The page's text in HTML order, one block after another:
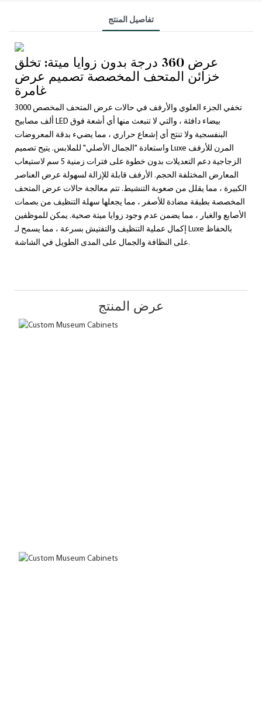
تفاصيل المنتج
عرض 360 درجة بدون زوايا ميتة: تخلق
خزائن المتحف المخصصة تصميم عرض
غامرة
تخفي الجزء العلوي والأرفف في حالات عرض المتحف المخصص 3000
ألف مصابيح LED بيضاء دافئة ، والتي لا تنبعث منها أي أشعة فوق
البنفسجية ولا تنتج أي إشعاع حراري ، مما يضيء بدقة المعروضات
واستعادة "الجمال الأصلي" للملابس. يتيح تصميم Luxe المرن للأرفف
الزجاجية دعم التعديلات بدون خطوة على فترات زمنية 5 سم لاستيعاب
المعارض المختلفة الحجم. الأرفف قابلة للإزالة لسهولة عرض العناصر
الكبيرة ، مما يقلل من صعوبة التنشيط. تتم معالجة حالات عرض المتحف
المخصصة بطبقة مضادة للأصفر ، مما يجعلها سهلة التنظيف من بصمات
الأصابع والغبار ، مما يضمن عدم وجود زوايا ميتة صحية. يمكن للموظفين
إكمال عملية التنظيف والتفتيش بسرعة ، مما يسمح لـ Luxe بالحفاظ
على النظافة والجمال على المدى الطويل في الشاشة.
عرض المنتج